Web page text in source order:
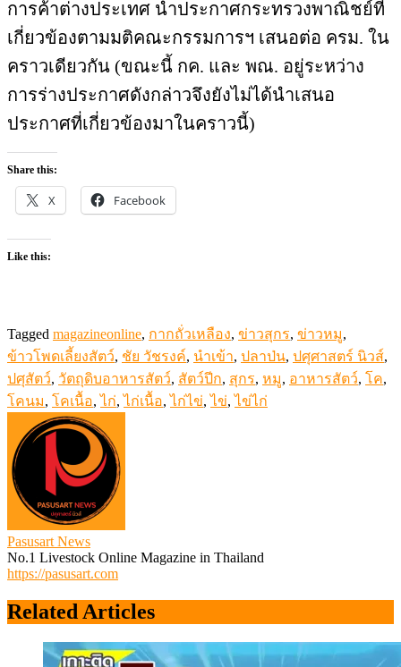
การค้าต่างประเทศ นำประกาศกระทรวงพาณิชย์ที่
เกี่ยวข้องตามมติคณะกรรมการฯ เสนอต่อ ครม. ใน
คราวเดียวกัน (ขณะนี้ กค. และ พณ. อยู่ระหว่าง
การร่างประกาศดังกล่าวจึงยังไม่ได้นำเสนอ
ประกาศที่เกี่ยวข้องมาในคราวนี้)
Share this:
X Facebook
Like this:
Tagged magazineonline, กากถั่วเหลือง, ข่าวสุกร, ข่าวหมู,
ข้าวโพดเลี้ยงสัตว์, ชัย วัชรงค์, นำเข้า, ปลาป่น, ปศุศาสตร์ นิวส์,
ปศุสัตว์, วัตถุดิบอาหารสัตว์, สัตว์ปีก, สุกร, หมู, อาหารสัตว์, โค,
โคนม, โคเนื้อ,ไก่,ไก่เนื้อ,ไก่ไข่,ไข่,ไข่ไก่
Pasusart News
No.1 Livestock Online Magazine in Thailand
https://pasusart.com
Related Articles